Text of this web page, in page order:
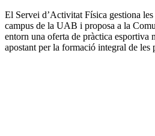
El Servei d’Activitat Física gestiona
campus de la UAB i proposa a la
entorn una oferta de pràctica esportiva
apostant per la formació integral de les